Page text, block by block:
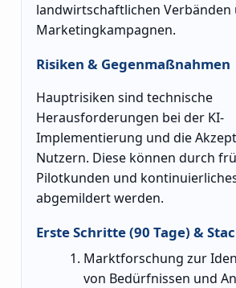
landwirtschaftlichen Verbänden
Marketingkampagnen.
Risiken & Gegenmaßnahmen
Hauptrisiken sind technische
Herausforderungen bei der KI-
Implementierung und die
Nutzern. Diese können durch
Pilotkunden und
abgemildert werden.
Erste Schritte (90 Tage) &
Marktforschung zur
von Bedürfnissen und